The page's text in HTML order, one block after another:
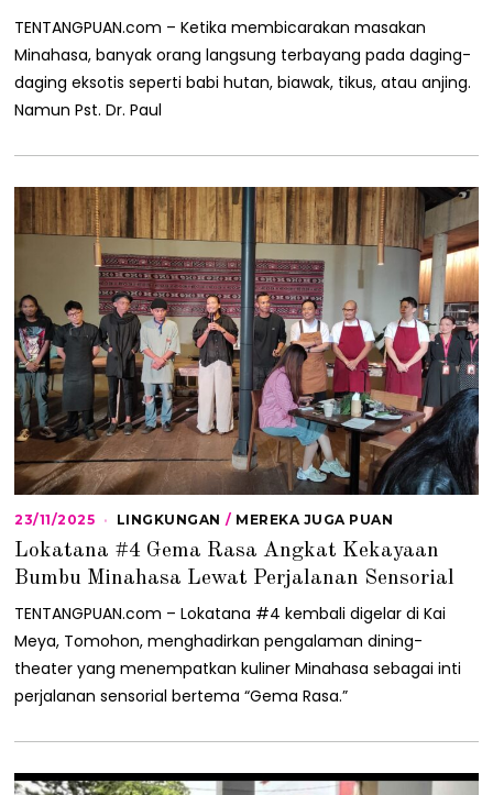
0
5
TENTANGPUAN.com – Ketika membicarakan masakan
Minahasa, banyak orang langsung terbayang pada daging-
daging eksotis seperti babi hutan, biawak, tikus, atau anjing.
Namun Pst. Dr. Paul
23/11/2025
/
1
/
0
5
LINGKUNGAN / MEREKA JUGA PUAN
Lokatana #4 Gema Rasa Angkat Kekayaan
Bumbu Minahasa Lewat Perjalanan Sensorial
TENTANGPUAN.com – Lokatana #4 kembali digelar di Kai
Meya, Tomohon, menghadirkan pengalaman dining-
theater yang menempatkan kuliner Minahasa sebagai inti
perjalanan sensorial bertema “Gema Rasa.”